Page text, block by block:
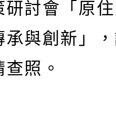
研討會「原
承與創新」
照。